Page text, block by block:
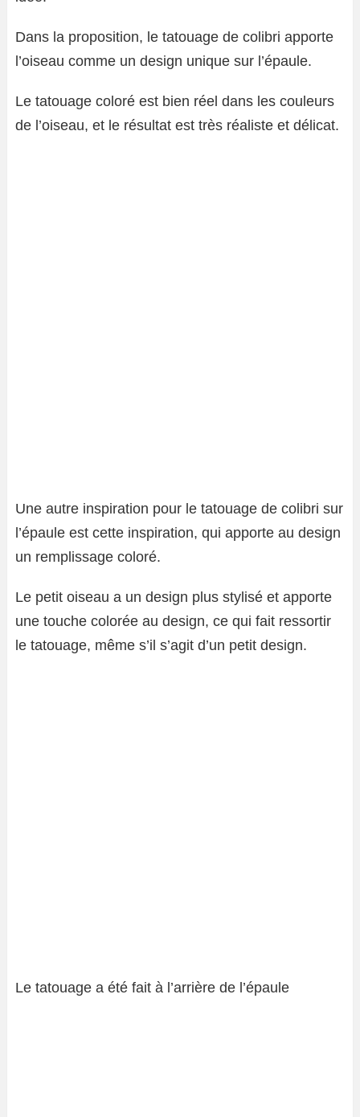
Dans la proposition, le tatouage de colibri apporte
l’oiseau comme un design unique sur l’épaule.
Le tatouage coloré est bien réel dans les couleurs
de l’oiseau, et le résultat est très réaliste et délicat.
Une autre inspiration pour le tatouage de colibri sur
l’épaule est cette inspiration, qui apporte au design
un remplissage coloré.
Le petit oiseau a un design plus stylisé et apporte
une touche colorée au design, ce qui fait ressortir
le tatouage, même s’il s’agit d’un petit design.
Le tatouage a été fait à l’arrière de l’épaule